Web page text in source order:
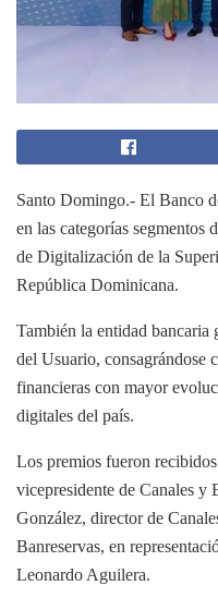
Santo Domingo.- El Banco
en las categorías
de Digitalización de la
República Dominicana.
También la entidad bancaria
del Usuario, consagrándose
financieras con mayor
digitales del país.
Los premios fueron
vicepresidente de Canales
González, director de
Banreservas, en
Leonardo Aguilera.